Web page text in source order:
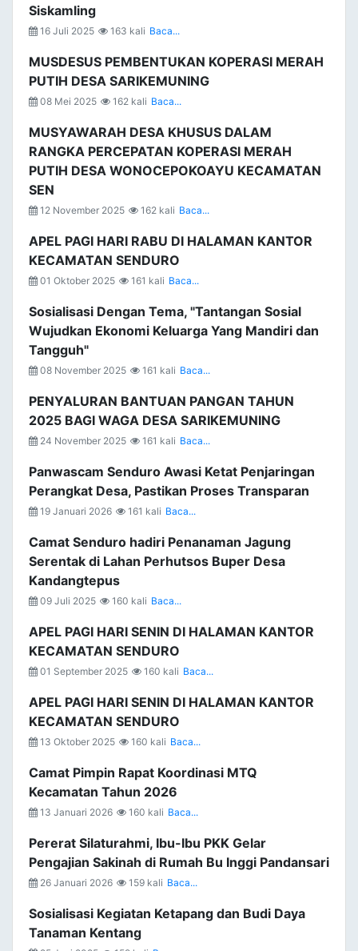
Siskamling
16 Juli 2025 163 kali Baca...
MUSDESUS PEMBENTUKAN KOPERASI MERAH
PUTIH DESA SARIKEMUNING
08 Mei 2025 162 kali Baca...
MUSYAWARAH DESA KHUSUS DALAM
RANGKA PERCEPATAN KOPERASI MERAH
PUTIH DESA WONOCEPOKOAYU KECAMATAN
SEN
12 November 2025 162 kali Baca...
APEL PAGI HARI RABU DI HALAMAN KANTOR
KECAMATAN SENDURO
01 Oktober 2025 161 kali Baca...
Sosialisasi Dengan Tema, "Tantangan Sosial
Wujudkan Ekonomi Keluarga Yang Mandiri dan
Tangguh"
08 November 2025 161 kali Baca...
PENYALURAN BANTUAN PANGAN TAHUN
2025 BAGI WAGA DESA SARIKEMUNING
24 November 2025 161 kali Baca...
Panwascam Senduro Awasi Ketat Penjaringan
Perangkat Desa, Pastikan Proses Transparan
19 Januari 2026 161 kali Baca...
Camat Senduro hadiri Penanaman Jagung
Serentak di Lahan Perhutsos Buper Desa
Kandangtepus
09 Juli 2025 160 kali Baca...
APEL PAGI HARI SENIN DI HALAMAN KANTOR
KECAMATAN SENDURO
01 September 2025 160 kali Baca...
APEL PAGI HARI SENIN DI HALAMAN KANTOR
KECAMATAN SENDURO
13 Oktober 2025 160 kali Baca...
Camat Pimpin Rapat Koordinasi MTQ
Kecamatan Tahun 2026
13 Januari 2026 160 kali Baca...
Pererat Silaturahmi, Ibu-Ibu PKK Gelar
Pengajian Sakinah di Rumah Bu Inggi Pandansari
26 Januari 2026 159 kali Baca...
Sosialisasi Kegiatan Ketapang dan Budi Daya
Tanaman Kentang